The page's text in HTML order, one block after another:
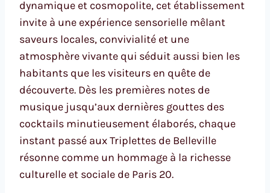
dynamique et cosmopolite, cet établissement
invite à une expérience sensorielle mêlant
saveurs locales, convivialité et une
atmosphère vivante qui séduit aussi bien les
habitants que les visiteurs en quête de
découverte. Dès les premières notes de
musique jusqu’aux dernières gouttes des
cocktails minutieusement élaborés, chaque
instant passé aux Triplettes de Belleville
résonne comme un hommage à la richesse
culturelle et sociale de Paris 20.